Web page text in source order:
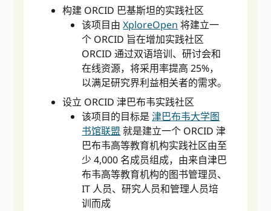
构建 ORCID 巴基斯坦的实践社区
该项目由XploreOpen 将建立一
个 ORCID 旨在增加实践社区
ORCID 通过双语培训、研讨会和
在线资源，将采用率提高 25%，
以满足研究界利益相关者的需求。
设立 ORCID 津巴布韦实践社区
该项目的目标是津巴布韦大学图
书馆联盟就是建立一个 ORCID 津
巴布韦高等教育机构实践社区由至
少 4,000 名成员组成，由来自津巴
布韦高等教育机构的图书管理员、
IT 人员、研究人员和管理人员培
训而成